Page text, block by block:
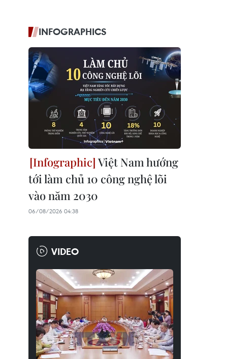
INFOGRAPHICS
Việt Nam hướng
tới làm chủ 10 công nghệ lõi
vào năm 2030
06/08/2026 04:38
VIDEO